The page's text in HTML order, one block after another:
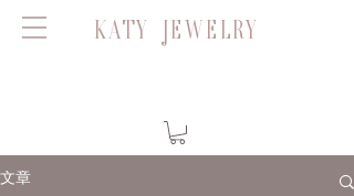
KATY JEWELRY
文章